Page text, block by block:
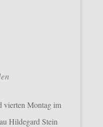
vierten Montag im
Hildegard Stein